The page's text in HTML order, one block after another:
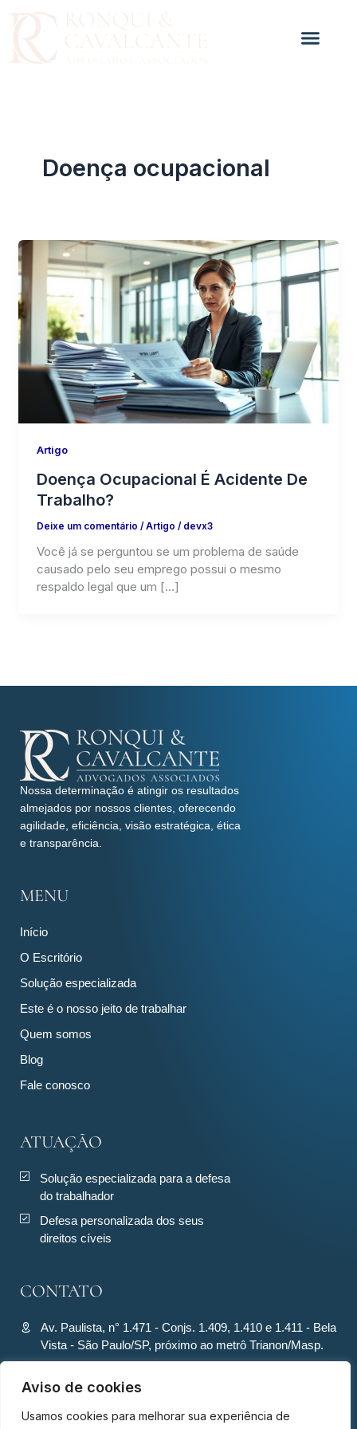
Aviso de cookies
Usamos cookies para melhorar sua experiência de
Doença ocupacional
Artigo
Doença Ocupacional É Acidente De
Trabalho?
Deixe um comentário / Artigo / devx3
Você já se perguntou se um problema de saúde
causado pelo seu emprego possui o mesmo
respaldo legal que um […]
Nossa determinação é atingir os resultados
almejados por nossos clientes, oferecendo
agilidade, eficiência, visão estratégica, ética
e transparência.
MENU
Início
O Escritório
Solução especializada
Este é o nosso jeito de trabalhar
Quem somos
Blog
Fale conosco
ATUAÇÃO
Solução especializada para a defesa
do trabalhador
Defesa personalizada dos seus
direitos cíveis
CONTATO
Av. Paulista, n° 1.471 - Conjs. 1.409, 1.410 e 1.411 - Bela
Vista - São Paulo/SP, próximo ao metrô Trianon/Masp.
(11) 94280-4701